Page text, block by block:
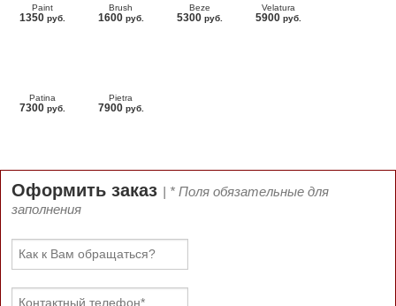
Paint
1350 руб.
Brush
1600 руб.
Beze
5300 руб.
Velatura
5900 руб.
Patina
7300 руб.
Pietra
7900 руб.
Оформить заказ | * Поля обязательные для
заполнения